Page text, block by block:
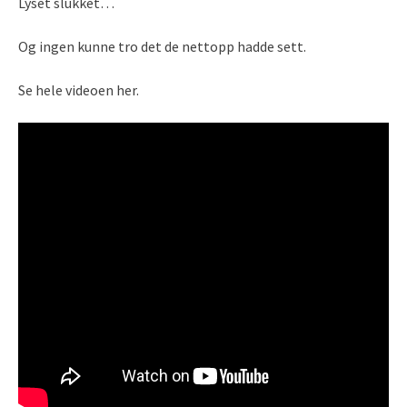
Og ingen kunne tro det de nettopp hadde sett.
Se hele videoen her.